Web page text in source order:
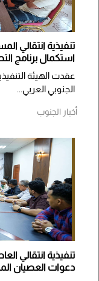
تنفيذية انتقالي
استكمال برنامج
عقدت الهيئة
الجنوبي العربي...
أخبار الجنوب
تنفيذية انتقالي
دعوات العصيان